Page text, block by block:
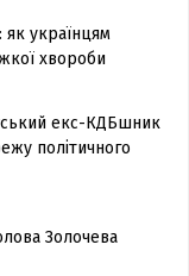
як українцям
хвороби
екс-КДБшник
політичного
Золочева